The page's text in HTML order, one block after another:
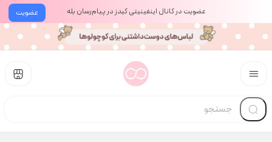
عضویت عضویت در کانال اینفینیتی کیدز در پیام‌رسان بله